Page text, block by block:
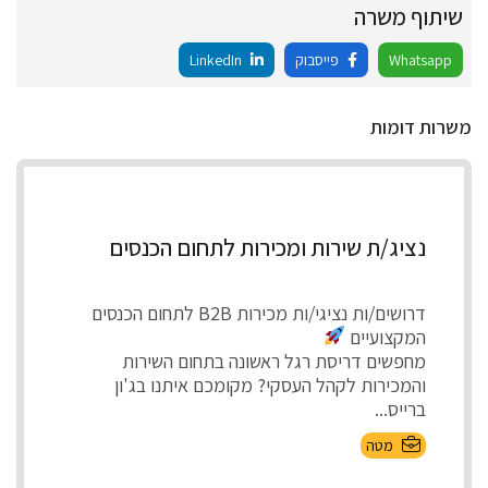
שיתוף משרה
Whatsapp פייסבוק
משרות דומות
נציג/ת שירות ומכירות לתחום הכנסים
דרושים/ות נציגי/ות מכירות B2B לתחום הכנסים
המקצועיים
מחפשים דריסת רגל ראשונה בתחום השירות
והמכירות לקהל העסקי? מקומכם איתנו בג'ון
ברייס...
מטה